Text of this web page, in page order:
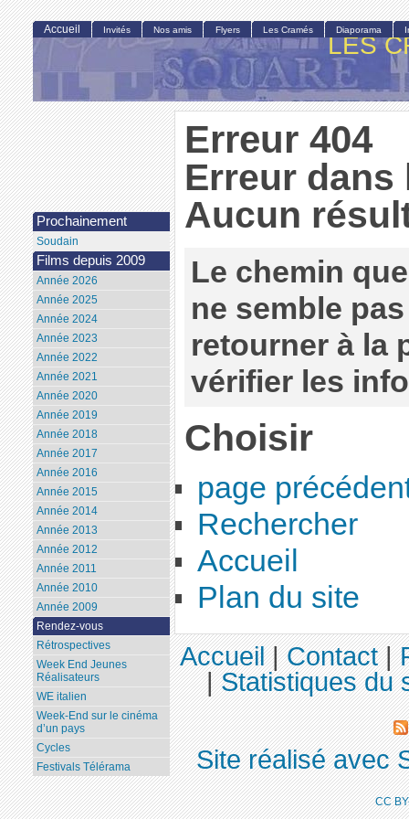
LES
Erreur 404
Erreur dans
Aucun
Le chemin
ne semble
retourner à la
vérifier les
Choisir
page
Rechercher
Accueil
Plan du site
Accueil Invités Nos amis Flyers Les Cramés Diaporama
Prochainement
Soudain
Films depuis 2009
Année 2026
Année 2025
Année 2024
Année 2023
Année 2022
Année 2021
Année 2020
Année 2019
Année 2018
Année 2017
Année 2016
Année 2015
Année 2014
Année 2013
Année 2012
Année 2011
Année 2010
Année 2009
Rendez-vous
Rétrospectives
Week End Jeunes
Réalisateurs
WE italien
Week-End sur le cinéma
d’un pays
Cycles
Festivals Télérama
Accueil|Contact|
|Statistiques du
Site réalisé avec
CC